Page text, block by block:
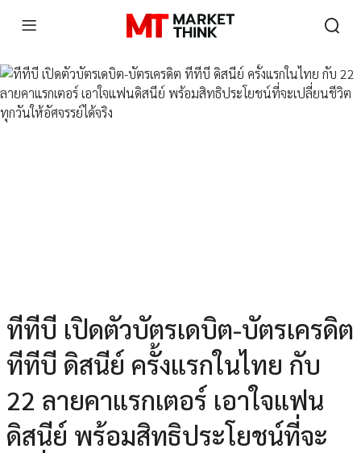
ทีทีบี เปิดตัวบัตรเดบิต-บัตรเครดิต
ทีทีบี ดิสนีย์ ครั้งแรกในไทย กับ
22 ลายคาแรกเตอร์ เอาใจแฟน
ดิสนีย์ พร้อมสิทธิประโยชน์ที่จะ